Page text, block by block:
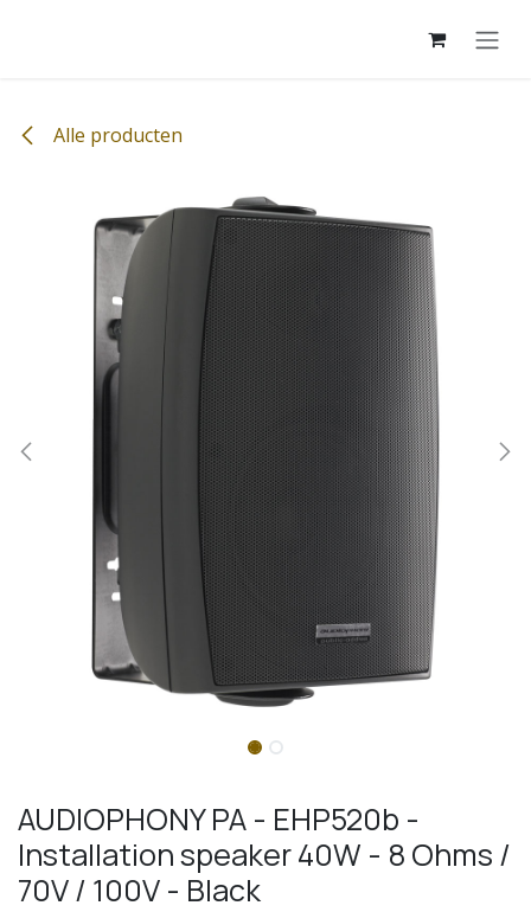
Alle producten
AUDIOPHONY PA - EHP520b -
Installation speaker 40W - 8 Ohms /
70V / 100V - Black